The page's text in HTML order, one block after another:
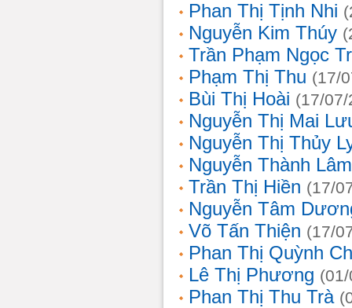
Phan Thị Tịnh Nhi
Nguyễn Kim Thúy
Trần Phạm Ngọc
Phạm Thị Thu (17/
Bùi Thị Hoài (17/
Nguyễn Thị Mai
Nguyễn Thị Thủy
Nguyễn Thành Lâm
Trần Thị Hiền (17/
Nguyễn Tâm
Võ Tấn Thiện (17/
Phan Thị Quỳnh
Lê Thị Phương
Phan Thị Thu Trà